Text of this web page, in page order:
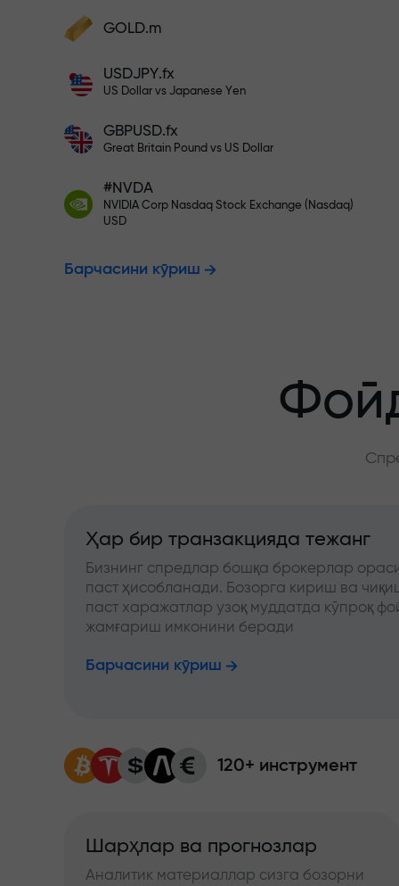
Ҳисобни тўлдиринг ва
бонус олинг. X1000 хато эмас. Депозит
қанча катта бўлса, мультипликатор
Ҳисобингизни $333 билан
Рисксиз
фойдангиз
X1000 гача
GOLD.m
USDJPY.fx
US Dollar vs Japanese Yen
GBPUSD.fx
Great Britain Pound vs US Dollar
#NVDA
NVIDIA Corp Nasdaq Stock Exchange (Nasdaq)
USD
Барчасини кўриш
Ҳар бир транзакцияда тежанг
Бизнинг спредлар бошқа брокерлар
паст ҳисобланади. Бозорга кириш ва
паст харажатлар узоқ муддатда кўпроқ
жамғариш имконини беради
Барчасини кўриш
120+ инструмент
Шарҳлар ва прогнозлар
Аналитик материаллар сизга бозорни